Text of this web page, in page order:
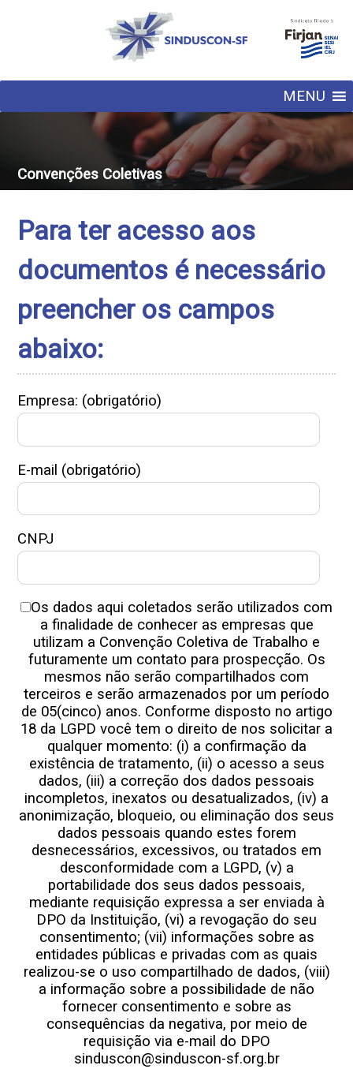
MENU
Convenções Coletivas
Para ter acesso aos
documentos é necessário
preencher os campos
abaixo:
Empresa: (obrigatório)
E-mail (obrigatório)
CNPJ
Os dados aqui coletados serão utilizados com
a finalidade de conhecer as empresas que
utilizam a Convenção Coletiva de Trabalho e
futuramente um contato para prospecção. Os
mesmos não serão compartilhados com
terceiros e serão armazenados por um período
de 05(cinco) anos. Conforme disposto no artigo
18 da LGPD você tem o direito de nos solicitar a
qualquer momento: (i) a confirmação da
existência de tratamento, (ii) o acesso a seus
dados, (iii) a correção dos dados pessoais
incompletos, inexatos ou desatualizados, (iv) a
anonimização, bloqueio, ou eliminação dos seus
dados pessoais quando estes forem
desnecessários, excessivos, ou tratados em
desconformidade com a LGPD, (v) a
portabilidade dos seus dados pessoais,
mediante requisição expressa a ser enviada à
DPO da Instituição, (vi) a revogação do seu
consentimento; (vii) informações sobre as
entidades públicas e privadas com as quais
realizou-se o uso compartilhado de dados, (viii)
a informação sobre a possibilidade de não
fornecer consentimento e sobre as
consequências da negativa, por meio de
requisição via e-mail do DPO
sinduscon@sinduscon-sf.org.br